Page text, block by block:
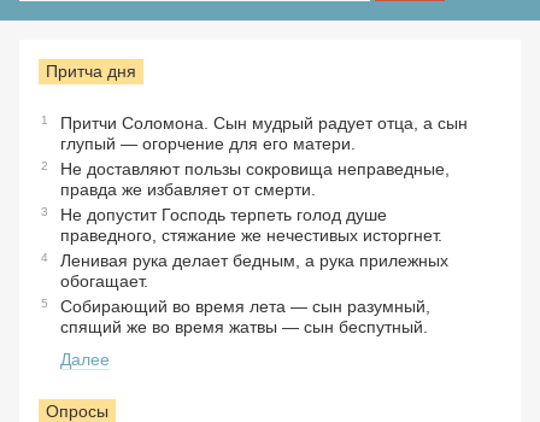
Притча дня
1
Притчи Соломона. Сын мудрый радует отца, а сын
глупый — огорчение для его матери.
2
Не доставляют пользы сокровища неправедные,
правда же избавляет от смерти.
3
Не допустит Господь терпеть голод душе
праведного, стяжание же нечестивых исторгнет.
4
Ленивая рука делает бедным, а рука прилежных
обогащает.
5
Собирающий во время лета — сын разумный,
спящий же во время жатвы — сын беспутный.
Далее
Опросы